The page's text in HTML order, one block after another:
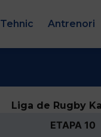
Tehnic Antrenori
Liga de Rugby
ETAPA 10